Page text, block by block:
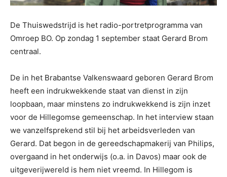
De Thuiswedstrijd is het radio-portretprogramma van
Omroep BO. Op zondag 1 september staat Gerard Brom
centraal.
De in het Brabantse Valkenswaard geboren Gerard Brom
heeft een indrukwekkende staat van dienst in zijn
loopbaan, maar minstens zo indrukwekkend is zijn inzet
voor de Hillegomse gemeenschap. In het interview staan
we vanzelfsprekend stil bij het arbeidsverleden van
Gerard. Dat begon in de gereedschapmakerij van Philips,
overgaand in het onderwijs (o.a. in Davos) maar ook de
uitgeverijwereld is hem niet vreemd. In Hillegom is